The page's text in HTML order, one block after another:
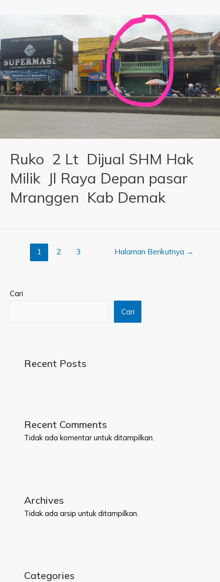
Ruko 2 Lt Dijual SHM Hak
Milik Jl Raya Depan pasar
Mranggen Kab Demak
1 2 3 Halaman Berikutnya →
Cari
Cari
Recent Posts
Recent Comments
Tidak ada komentar untuk ditampilkan.
Archives
Tidak ada arsip untuk ditampilkan.
Categories